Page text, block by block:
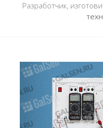
Разработчик,